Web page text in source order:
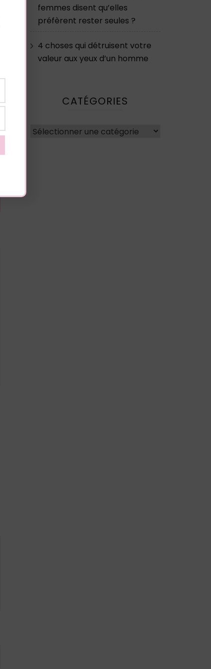
femmes disent qu’elles
préfèrent rester seules ?
4 choses qui détruisent votre
valeur aux yeux d’un homme
CATÉGORIES
Catégories